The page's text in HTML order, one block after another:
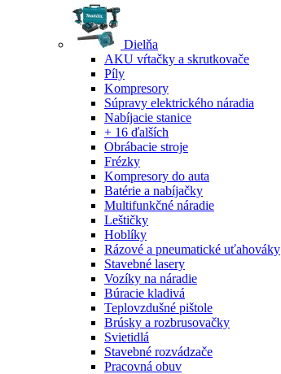
Dielňa
AKU vŕtačky a skrutkovače
Píly
Kompresory
Súpravy elektrického náradia
Nabíjacie stanice
+ 16 ďalších
Obrábacie stroje
Frézky
Kompresory do auta
Batérie a nabíjačky
Multifunkčné náradie
Leštičky
Hoblíky
Rázové a pneumatické uťahováky
Stavebné lasery
Vozíky na náradie
Búracie kladivá
Teplovzdušné pištole
Brúsky a rozbrusovačky
Svietidlá
Stavebné rozvádzače
Pracovná obuv